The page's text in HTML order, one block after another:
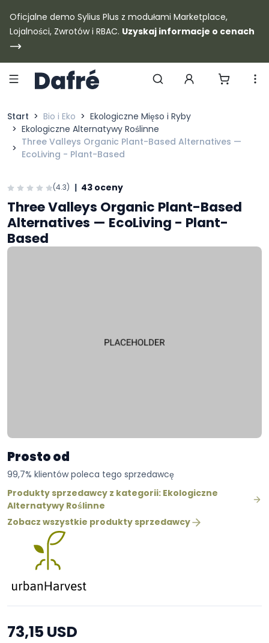
Dafre
Oficjalne demo Sylius Plus z modułami Marketplace,
Lojalności, Zwrotów i RBAC. Uzyskaj informacje o cenach
Start
Bio i Eko
Ekologiczne Mięso i Ryby
Ekologiczne Alternatywy Roślinne
Three Valleys Organic Plant-Based Alternatives —
EcoLiving - Plant-Based
(4.3) | 43 oceny
Three Valleys Organic Plant-Based
Alternatives — EcoLiving - Plant-
Based
Prosto od
99,7% klientów poleca tego sprzedawcę
Produkty sprzedawcy z kategorii: Ekologiczne
Alternatywy Roślinne
Zobacz wszystkie produkty sprzedawcy
73,15 USD